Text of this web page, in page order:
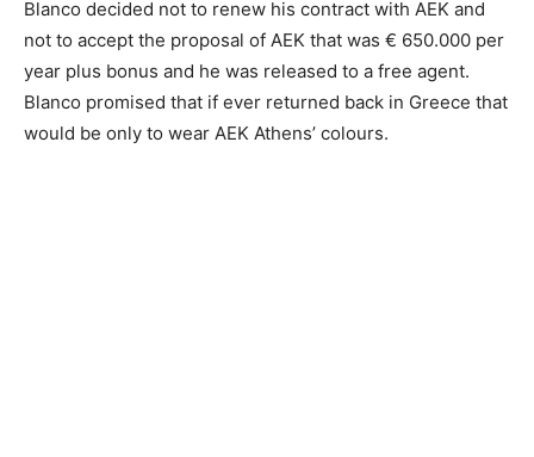
Blanco decided not to renew his contract with AEK and
not to accept the proposal of AEK that was € 650.000 per
year plus bonus and he was released to a free agent.
Blanco promised that if ever returned back in Greece that
would be only to wear AEK Athens’ colours.